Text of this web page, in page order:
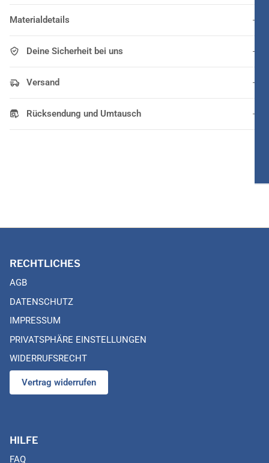
Materialdetails
Deine Sicherheit bei uns
Versand
Rücksendung und Umtausch
RECHTLICHES
AGB
DATENSCHUTZ
IMPRESSUM
PRIVATSPHÄRE EINSTELLUNGEN
WIDERRUFSRECHT
Vertrag widerrufen
HILFE
FAQ